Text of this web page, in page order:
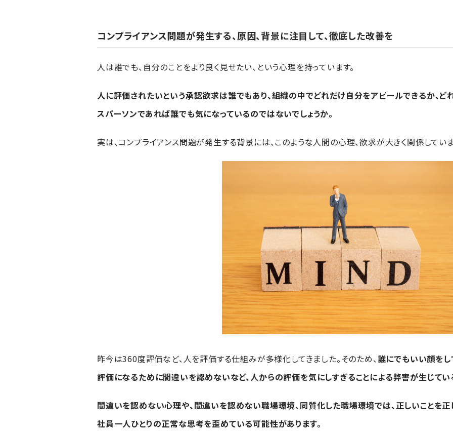
コンプライアンス問題が発生する、原因、背景に注目して、徹底した改善を
人は誰でも、自分のことをより良く見せたい、という心理を持っています。
人に評価されたいという承認欲求は誰でもあり、組織の中でどれだけ自分をアピールできるか、ど
スパーソンであれば誰でも気になっているのではないでしょうか。
実は、コンプライアンス問題が発生する背景には、このような人間の心理、欲求が大きく関係してい
昨今は360度評価など、人を評価する仕組みが多様化してきました。そのため、誰にでもいい顔をし
評価になるために間違いを認めないなど、人からの評価を気にしすぎることによる弊害が生じてい
間違いを認めない心理や、間違いを認めない職場環境、同質化した職場環境では、正しいことを
社員一人ひとりの正常な思考を歪めている可能性があります。